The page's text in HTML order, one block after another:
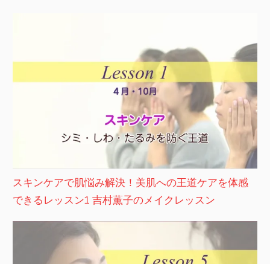
スキンケアで肌悩み解決！美肌への王道ケアを体感
できるレッスン1 吉村薫子のメイクレッスン